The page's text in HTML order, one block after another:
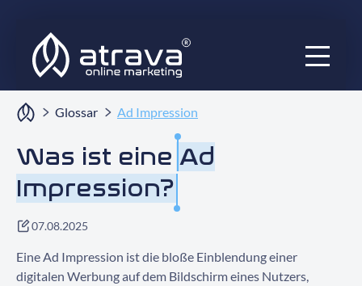
Services
Ratgeber
Audits
Blog
Projekte
Glossar Ad Impression
Was ist eine Ad
Impression?
07.08.2025
Eine Ad Impression ist die bloße Einblendung einer
digitalen Werbung auf dem Bildschirm eines Nutzers,